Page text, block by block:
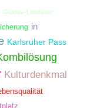
Gustav-Landauer
in
Karlsruher Pass
Kulturdenkmal